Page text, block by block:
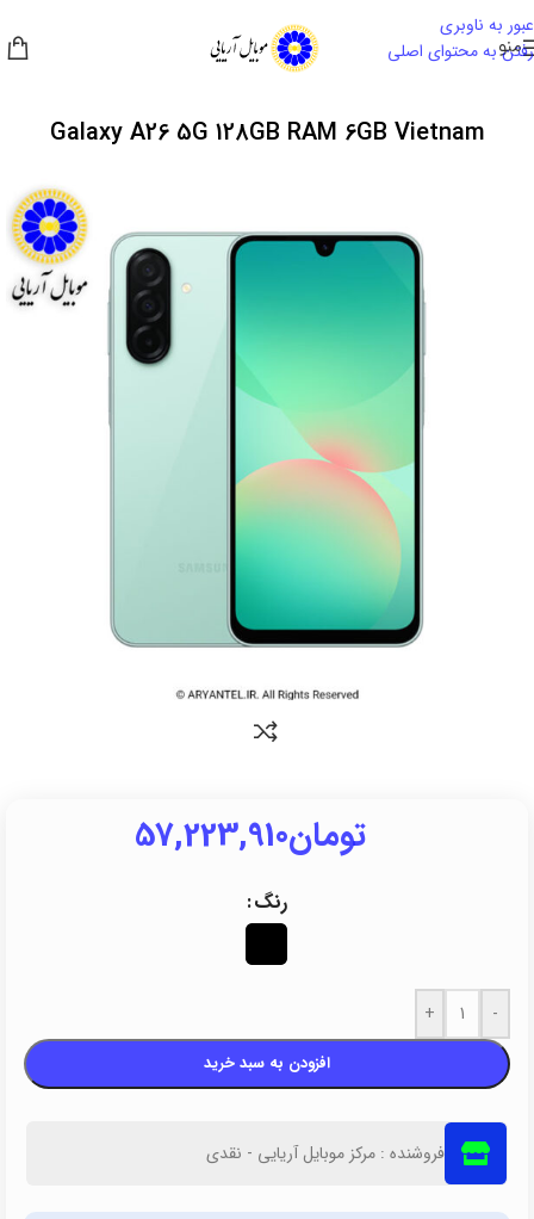
عبور به ناوبری
رفتن به محتوای اصلی
منو
Galaxy A26 5G 128GB RAM 6GB Vietnam
تومان57,223,910
رنگ
-
+
افزودن به سبد خرید
فروشنده : مرکز موبایل آریایی - نقدی